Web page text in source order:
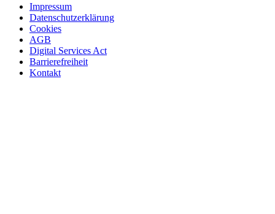
Impressum
Datenschutzerklärung
Cookies
AGB
Digital Services Act
Barrierefreiheit
Kontakt